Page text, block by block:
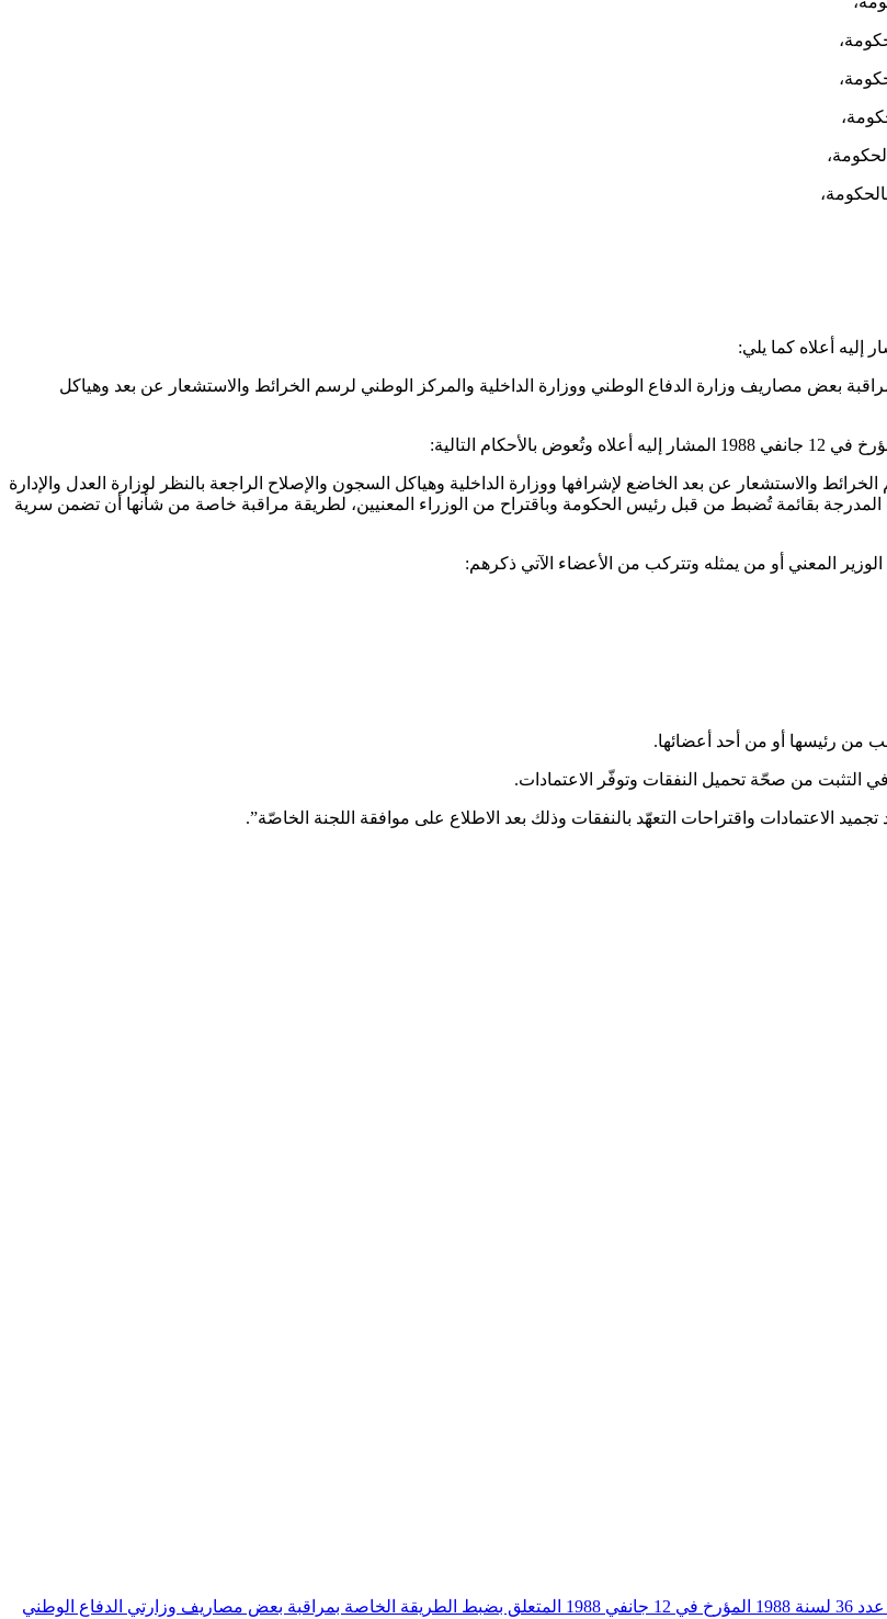
بعض مصاريف وزارة الدفاع الوطني ووزارة الداخلية والمركز الوطني لرسم الخرائط والاستشعار عن بعد وهياكل
والاستشعار عن بعد الخاضع لإشرافها ووزارة الداخلية وهياكل السجون والإصلاح الراجعة بالنظر لوزارة العدل والإدارة
المدرجة بقائمة تُضبط من قبل رئيس الحكومة وباقتراح من الوزراء المعنيين، لطريقة مراقبة خاصة من شأنها أن تضمن سرية
المعني أو من يمثله وتتركب من الأعضاء الآتي ذكرهم:
من رئيسها أو من أحد أعضائها.
التثبت من صحّة تحميل النفقات وتوفّر الاعتمادات.
الاعتمادات واقتراحات التعهّد بالنفقات وذلك بعد الاطلاع على موافقة اللجنة الخاصّة”.
أمر حكومي عدد 842 لسنة 2017 مؤرخ في 26 جويلية 2017 يتعلق بتنقيح الأمر عدد 36 لسنة 1988 المؤرخ في 12 جانفي 1988 المتعلق بضبط الطريقة الخاصة بمراقبة بعض مصاريف وزارتي الدفاع الوطني